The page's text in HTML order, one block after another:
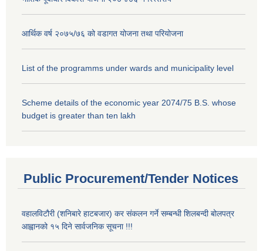
आर्थिक वर्ष २०७५/७६ को वडागत योजना तथा परियोजना
List of the programms under wards and municipality level
Scheme details of the economic year 2074/75 B.S. whose
budget is greater than ten lakh
Public Procurement/Tender Notices
वहालविटौरी (शनिबारे हाटबजार) कर संकलन गर्ने सम्बन्धी शिलबन्दी बोलपत्र
आह्वानको १५ दिने सार्वजनिक सूचना !!!